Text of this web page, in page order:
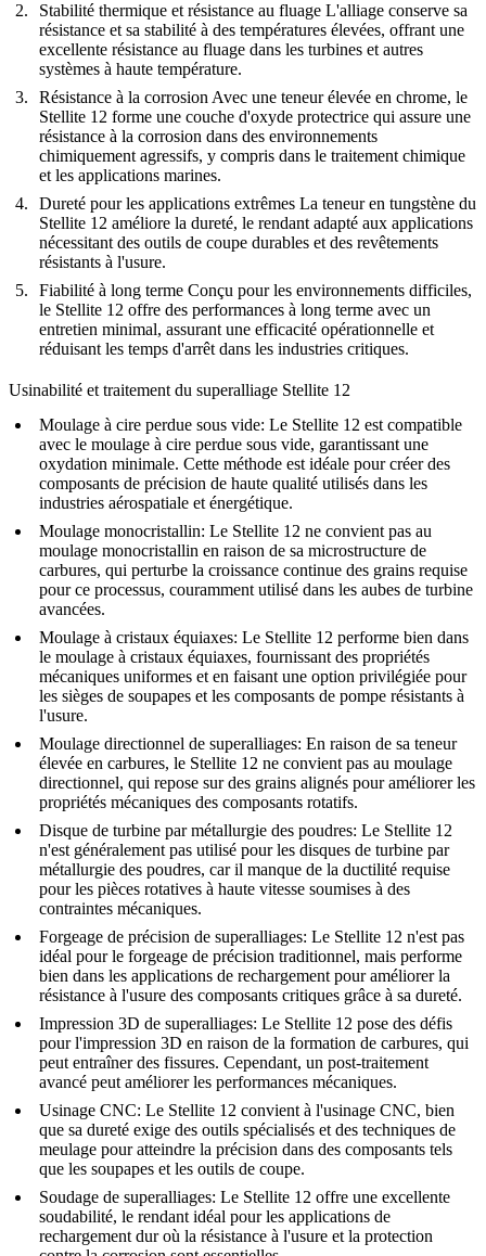
Stabilité thermique et résistance au fluage L'alliage conserve sa
résistance et sa stabilité à des températures élevées, offrant une
excellente résistance au fluage dans les turbines et autres
systèmes à haute température.
Résistance à la corrosionAvec une teneur élevée en chrome, le
Stellite 12 forme une couche d'oxyde protectrice qui assure une
résistance à la corrosion dans des environnements
chimiquement agressifs, y compris dans le traitement chimique
et les applications marines.
Dureté pour les applications extrêmes La teneur en tungstène du
Stellite 12 améliore la dureté, le rendant adapté aux applications
nécessitant des outils de coupe durables et des revêtements
résistants à l'usure.
Fiabilité à long terme Conçu pour les environnements difficiles,
le Stellite 12 offre des performances à long terme avec un
entretien minimal, assurant une efficacité opérationnelle et
réduisant les temps d'arrêt dans les industries critiques.
Usinabilité et traitement du superalliage Stellite 12
Moulage à cire perdue sous vide: Le Stellite 12 est compatible
avec le moulage à cire perdue sous vide, garantissant une
oxydation minimale. Cette méthode est idéale pour créer des
composants de précision de haute qualité utilisés dans les
industries aérospatiale et énergétique.
Moulage monocristallin: Le Stellite 12 ne convient pas au
moulage monocristallin en raison de sa microstructure de
carbures, qui perturbe la croissance continue des grains requise
pour ce processus, couramment utilisé dans les aubes de turbine
avancées.
Moulage à cristaux équiaxes: Le Stellite 12 performe bien dans
le moulage à cristaux équiaxes, fournissant des propriétés
mécaniques uniformes et en faisant une option privilégiée pour
les sièges de soupapes et les composants de pompe résistants à
l'usure.
Moulage directionnel de superalliages: En raison de sa teneur
élevée en carbures, le Stellite 12 ne convient pas au moulage
directionnel, qui repose sur des grains alignés pour améliorer les
propriétés mécaniques des composants rotatifs.
Disque de turbine par métallurgie des poudres: Le Stellite 12
n'est généralement pas utilisé pour les disques de turbine par
métallurgie des poudres, car il manque de la ductilité requise
pour les pièces rotatives à haute vitesse soumises à des
contraintes mécaniques.
Forgeage de précision de superalliages: Le Stellite 12 n'est pas
idéal pour le forgeage de précision traditionnel, mais performe
bien dans les applications de rechargement pour améliorer la
résistance à l'usure des composants critiques grâce à sa dureté.
Impression 3D de superalliages: Le Stellite 12 pose des défis
pour l'impression 3D en raison de la formation de carbures, qui
peut entraîner des fissures. Cependant, un post-traitement
avancé peut améliorer les performances mécaniques.
Usinage CNC: Le Stellite 12 convient à l'usinage CNC, bien
que sa dureté exige des outils spécialisés et des techniques de
meulage pour atteindre la précision dans des composants tels
que les soupapes et les outils de coupe.
Soudage de superalliages: Le Stellite 12 offre une excellente
soudabilité, le rendant idéal pour les applications de
rechargement dur où la résistance à l'usure et la protection